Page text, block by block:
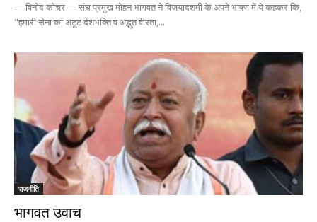
— विनोद कोचर — संघ प्रमुख मोहन भागवत ने विजयादशमी के अपने भाषण में ये कहकर कि,
"हमारी सेना की अटूट देशभक्ति व अद्भुत वीरता,...
राजनीति
भागवत उवाच